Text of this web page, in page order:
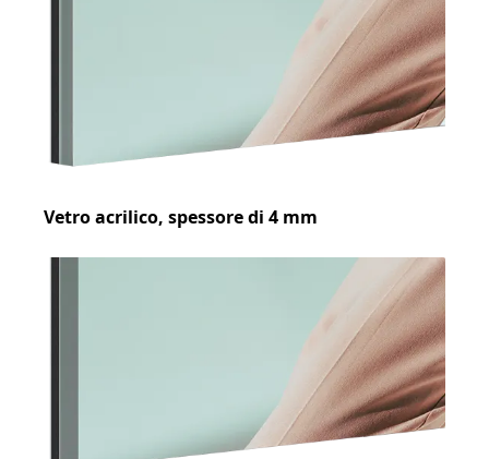
Vetro acrilico, spessore di 4 mm